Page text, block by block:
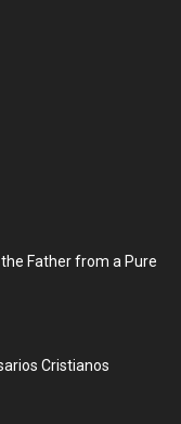
Father from a Pure
Cristianos